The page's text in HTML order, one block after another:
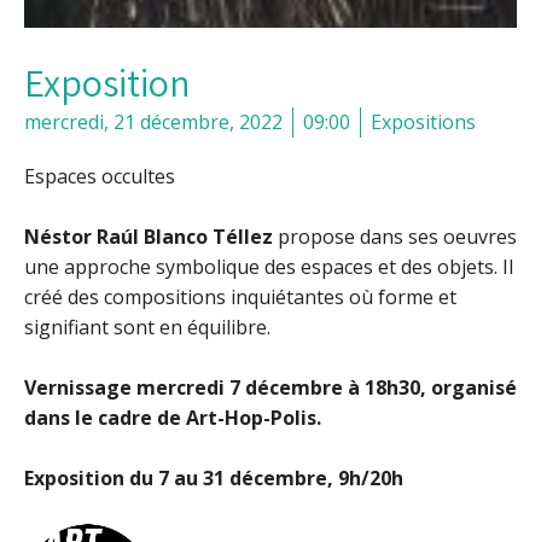
Exposition
mercredi, 21 décembre, 2022 09:00 Expositions
Espaces occultes
Néstor Raúl Blanco Téllez propose dans ses oeuvres
une approche symbolique des espaces et des objets. Il
créé des compositions inquiétantes où forme et
signifiant sont en équilibre.
Vernissage mercredi 7 décembre à 18h30, organisé
dans le cadre de Art-Hop-Polis.
Exposition du 7 au 31 décembre, 9h/20h